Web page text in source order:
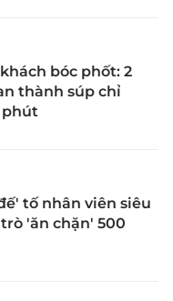
bóc phốt: 2
thành súp chỉ
phút
tố nhân viên siêu
'ăn chặn' 500